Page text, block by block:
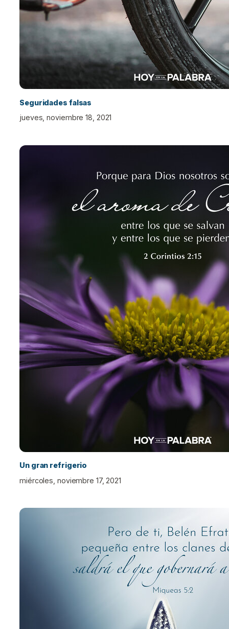
Seguridades falsas
jueves, noviembre 18, 2021
Un gran refrigerio
miércoles, noviembre 17, 2021